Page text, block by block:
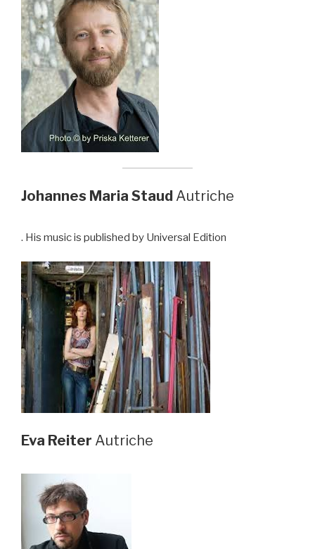
Johannes Maria Staud Autriche
. His music is published by Universal Edition
Eva Reiter Autriche